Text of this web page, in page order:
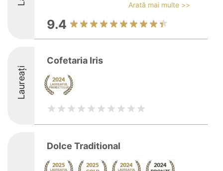
Arată mai multe >>
9.4
Laureați
Cofetaria Iris
Dolce Traditional